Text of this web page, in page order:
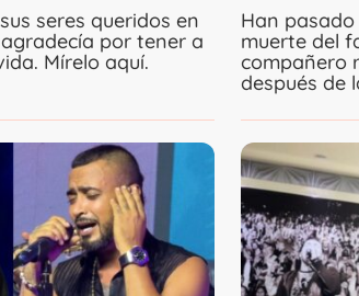
seres queridos en
por tener a
Mírelo aquí.
Han
muerte del
compañero
después de